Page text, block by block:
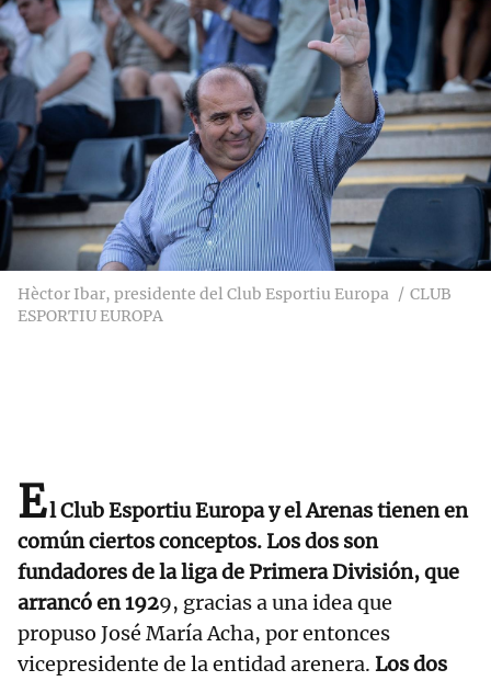
Hèctor Ibar, presidente del Club Esportiu Europa
CLUB
ESPORTIU EUROPA
El Club Esportiu Europa y el Arenas tienen en
común ciertos conceptos. Los dos son
fundadores de la liga de Primera División, que
arrancó en 1929, gracias a una idea que
propuso José María Acha, por entonces
vicepresidente de la entidad arenera. Los dos